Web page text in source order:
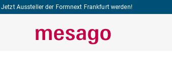
Jetzt Aussteller der Formnext Frankfurt werden!